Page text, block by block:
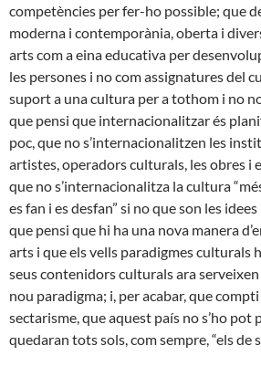
competències per fer-ho possible; que
moderna i contemporània, oberta i
arts com a eina educativa per
les persones i no com assignatures del
suport a una cultura per a tothom i no
que pensi que internacionalitzar és
poc, que no s’internacionalitzen les
artistes, operadors culturals, les obres i
que no s’internacionalitza la cultura
es fan i es desfan” si no que son les
que pensi que hi ha una nova manera
arts i que els vells paradigmes culturals
seus contenidors culturals ara
nou paradigma; i, per acabar, que
sectarisme, que aquest país no s’ho pot
quedaran tots sols, com sempre, “els de